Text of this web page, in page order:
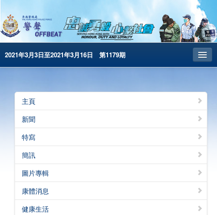
2021年3月3日至2021年3月16日 第1179期
昔日警聲
警務處主頁
简体版
English
電子書版
警聲特刊
主頁
新聞
特寫
簡訊
圖片專輯
康體消息
健康生活